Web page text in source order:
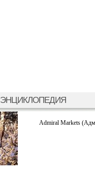
ЭНЦИКЛОПЕДИЯ
Admiral Markets